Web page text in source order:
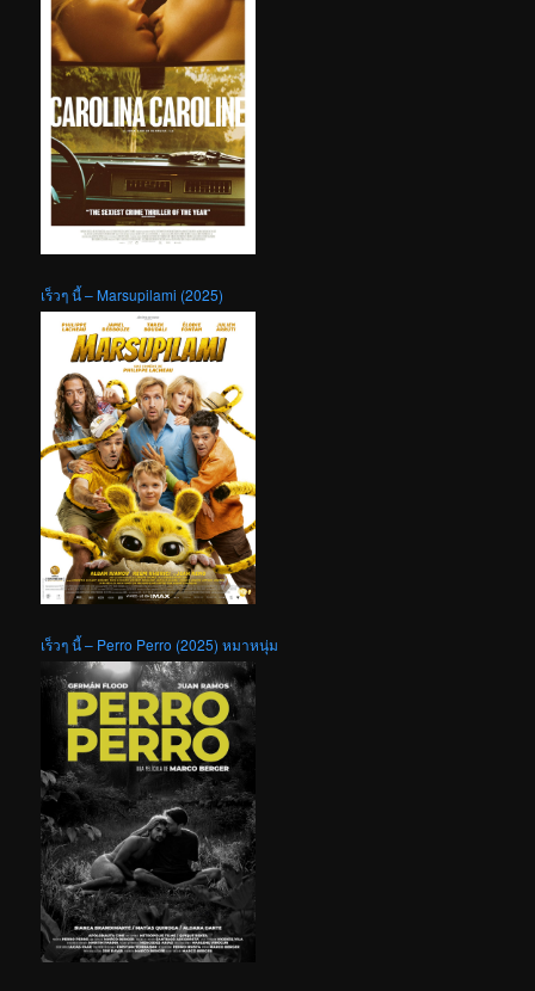
เร็วๆ นี้ – Marsupilami (2025)
เร็วๆ นี้ – Perro Perro (2025) หมาหนุ่ม